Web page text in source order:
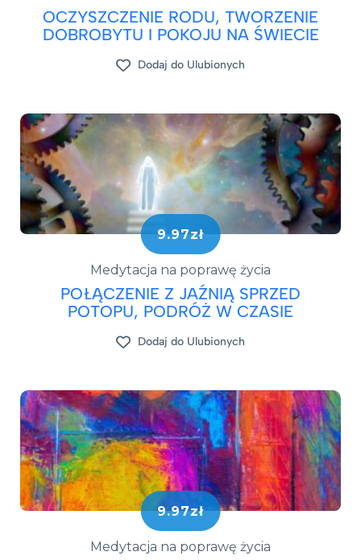
OCZYSZCZENIE RODU, TWORZENIE
DOBROBYTU I POKOJU NA ŚWIECIE
Dodaj do Ulubionych
9.97zł
Medytacja na poprawę życia
POŁĄCZENIE Z JAŹNIĄ SPRZED
POTOPU, PODRÓŻ W CZASIE
Dodaj do Ulubionych
9.97zł
Medytacja na poprawę życia